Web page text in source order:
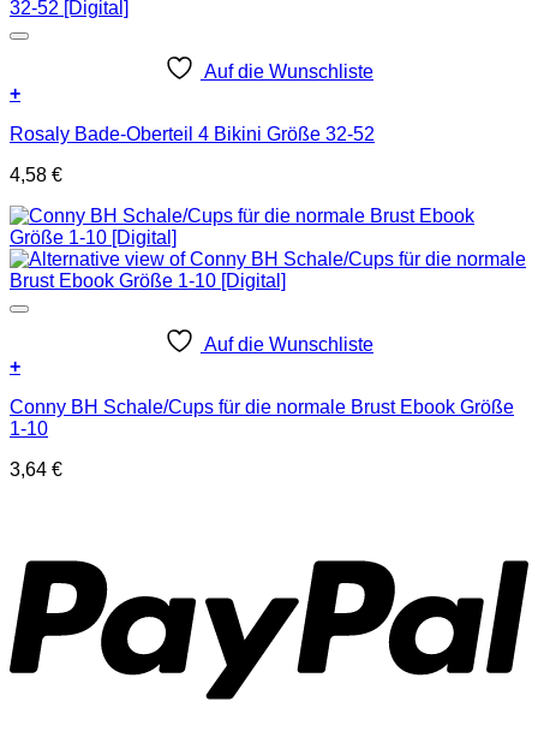
Auf die Wunschliste
+
Rosaly Bade-Oberteil 4 Bikini Größe 32-52
4,58 €
Auf die Wunschliste
+
Conny BH Schale/Cups für die normale Brust Ebook Größe
1-10
3,64 €